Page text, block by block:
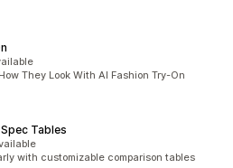
They Look With AI Fashion Try-On
Tables
with customizable comparison tables